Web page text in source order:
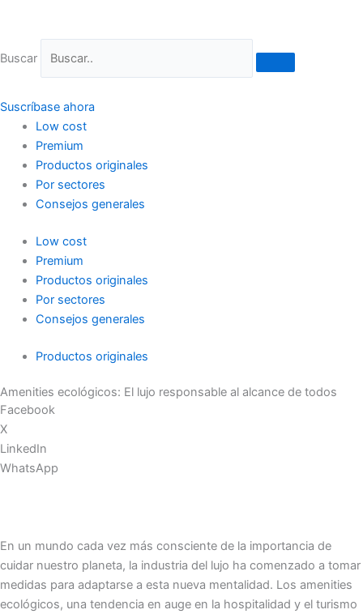
Buscar
Suscríbase ahora
Low cost
Premium
Productos originales
Por sectores
Consejos generales
Low cost
Premium
Productos originales
Por sectores
Consejos generales
Productos originales
Amenities ecológicos: El lujo responsable al alcance de todos
Facebook
X
LinkedIn
WhatsApp
En un mundo cada vez más consciente de la importancia de
cuidar nuestro planeta, la industria del lujo ha comenzado a tomar
medidas para adaptarse a esta nueva mentalidad. Los amenities
ecológicos, una tendencia en auge en la hospitalidad y el turismo